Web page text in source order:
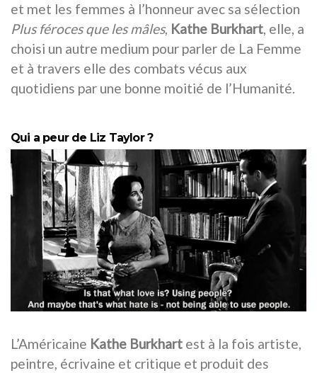
et met les femmes à l’honneur avec sa sélection
Plus féroces que les mâles, Kathe Burkhart, elle, a
choisi un autre medium pour parler de La Femme
et à travers elle des combats vécus aux
quotidiens par une bonne moitié de l’Humanité.
Qui a peur de Liz Taylor ?
L’Américaine Kathe Burkhart est à la fois artiste,
peintre, écrivaine et critique et produit des